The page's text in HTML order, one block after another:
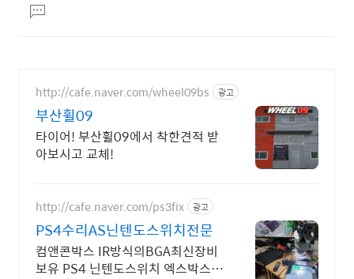
문댓
글
http://cafe.naver.com/wheel09bs 광고
부산휠09
타이어! 부산휠09에서 착한견적 받
아보시고 교체!
http://cafe.naver.com/ps3fix 광고
PS4수리AS닌텐도스위치전문
컴앤콘박스 IR방식의BGA최신장비
보유 PS4 닌텐도스위치 엑스박스원